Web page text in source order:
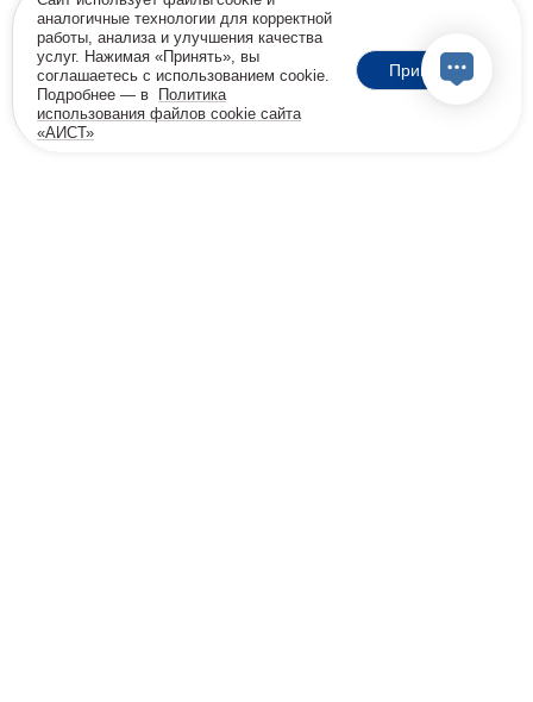
аналогичные технологии для корректной
работы, анализа и улучшения качества
услуг. Нажимая «Принять», вы
соглашаетесь с использованием cookie.
Подробнее — в
Политика
использования файлов cookie сайта
«АИСТ»
Принять